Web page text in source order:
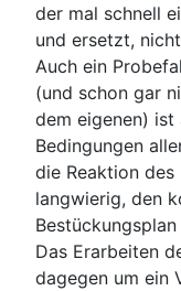
der mal schnell
und ersetzt,
Auch ein
(und schon gar
dem eigenen) ist
Bedingungen
die Reaktion des
langwierig, den
Das Erarbeiten
dagegen um ein